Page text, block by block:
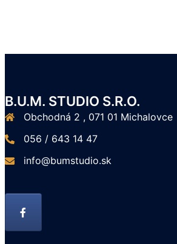
B.U.M. STUDIO S.R.O.
Obchodná 2 , 071 01 Michalovce
056 / 643 14 47
info@bumstudio.sk